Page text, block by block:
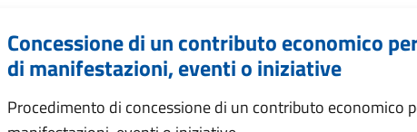
Concessione di un contributo economico
di manifestazioni, eventi o iniziative
Procedimento di concessione di un contributo economico